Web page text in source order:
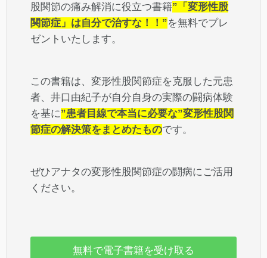
股関節の痛み解消に役立つ書籍”「変形性股
関節症」は自分で治すな！！”を無料でプレ
ゼントいたします。
この書籍は、変形性股関節症を克服した元患
者、井口由紀子が自分自身の実際の闘病体験
を基に”患者目線で本当に必要な”変形性股関
節症の解決策をまとめたものです。
ぜひアナタの変形性股関節症の闘病にご活用
ください。
無料で電子書籍を受け取る